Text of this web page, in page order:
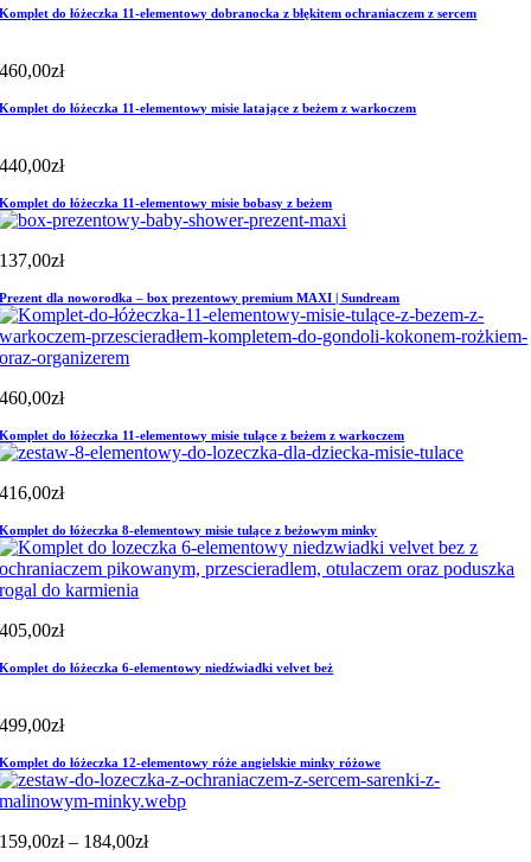
Komplet do łóżeczka 11-elementowy dobranocka z błękitem ochraniaczem z sercem
460,00zł
Komplet do łóżeczka 11-elementowy misie latające z beżem z warkoczem
440,00zł
Komplet do łóżeczka 11-elementowy misie bobasy z beżem
137,00zł
Prezent dla noworodka – box prezentowy premium MAXI | Sundream
460,00zł
Komplet do łóżeczka 11-elementowy misie tulące z beżem z warkoczem
416,00zł
Komplet do łóżeczka 8-elementowy misie tulące z beżowym minky
405,00zł
Komplet do łóżeczka 6-elementowy niedźwiadki velvet beż
499,00zł
Komplet do łóżeczka 12-elementowy róże angielskie minky różowe
159,00zł – 184,00złZakres